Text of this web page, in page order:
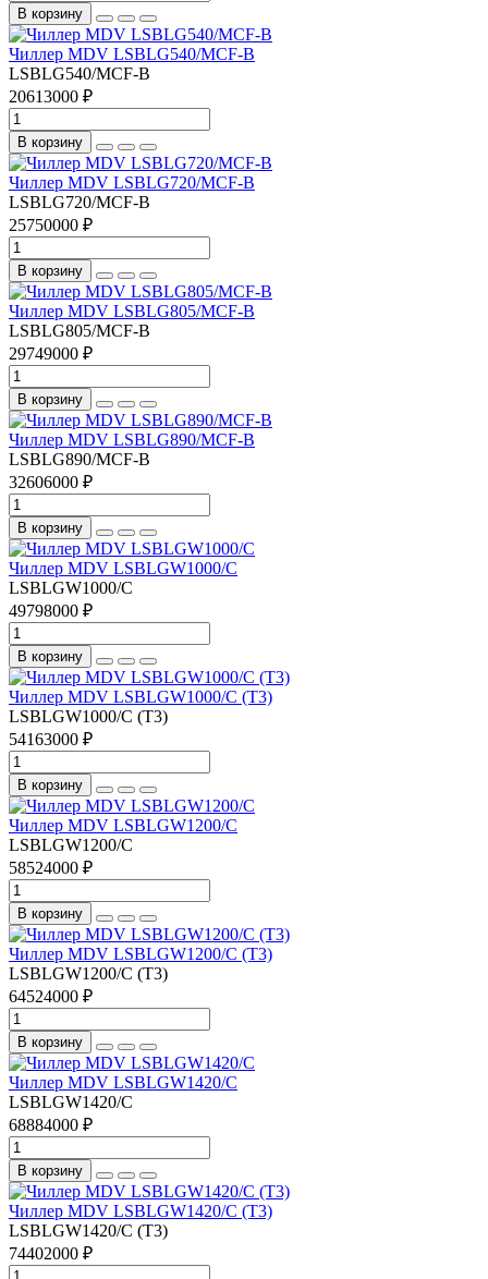
В корзину
Чиллер MDV LSBLG540/MCF-B
LSBLG540/MCF-B
20613000 ₽
В корзину
Чиллер MDV LSBLG720/MCF-B
LSBLG720/MCF-B
25750000 ₽
В корзину
Чиллер MDV LSBLG805/MCF-B
LSBLG805/MCF-B
29749000 ₽
В корзину
Чиллер MDV LSBLG890/MCF-B
LSBLG890/MCF-B
32606000 ₽
В корзину
Чиллер MDV LSBLGW1000/C
LSBLGW1000/C
49798000 ₽
В корзину
Чиллер MDV LSBLGW1000/C (T3)
LSBLGW1000/C (T3)
54163000 ₽
В корзину
Чиллер MDV LSBLGW1200/C
LSBLGW1200/C
58524000 ₽
В корзину
Чиллер MDV LSBLGW1200/C (T3)
LSBLGW1200/C (T3)
64524000 ₽
В корзину
Чиллер MDV LSBLGW1420/C
LSBLGW1420/C
68884000 ₽
В корзину
Чиллер MDV LSBLGW1420/C (T3)
LSBLGW1420/C (T3)
74402000 ₽